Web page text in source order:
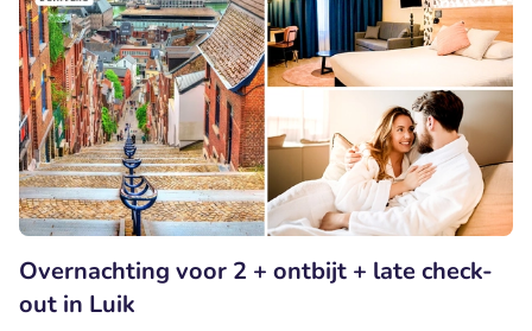
Overnachting voor 2 + ontbijt + late check-
out in Luik